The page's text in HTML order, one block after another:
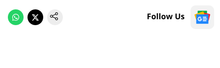
Follow Us